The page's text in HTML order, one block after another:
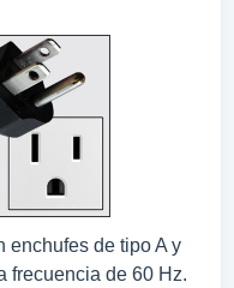
enchufes de tipo A y
frecuencia de 60 Hz.